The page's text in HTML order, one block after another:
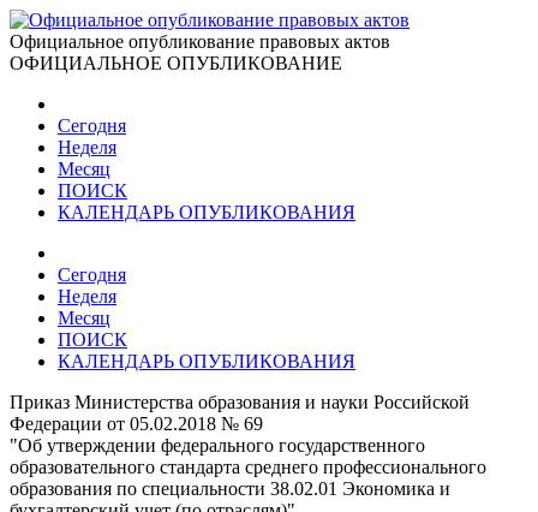
Официальное опубликование правовых актов
ОФИЦИАЛЬНОЕ ОПУБЛИКОВАНИЕ
Сегодня
Неделя
Месяц
ПОИСК
КАЛЕНДАРЬ ОПУБЛИКОВАНИЯ
Сегодня
Неделя
Месяц
ПОИСК
КАЛЕНДАРЬ ОПУБЛИКОВАНИЯ
Приказ Министерства образования и науки Российской
Федерации от 05.02.2018 № 69
"Об утверждении федерального государственного
образовательного стандарта среднего профессионального
образования по специальности 38.02.01 Экономика и